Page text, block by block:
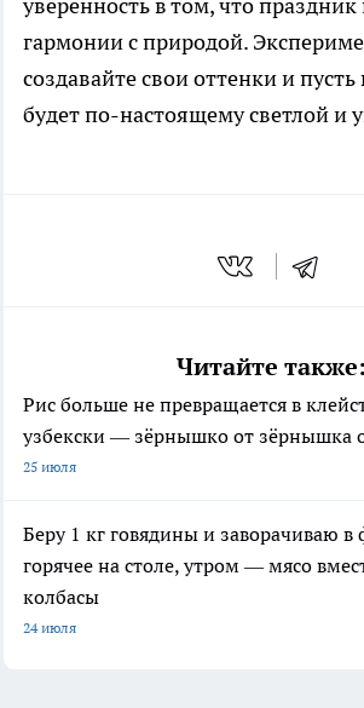
гармонии с природой.
создавайте свои оттенки и
будет по-настоящему светлой и
Читайте также:
Рис больше не превращается в
узбекски — зёрнышко от зёрнышка
25 июля
Беру 1 кг говядины и заворачиваю в
горячее на столе, утром — мясо
колбасы
24 июля